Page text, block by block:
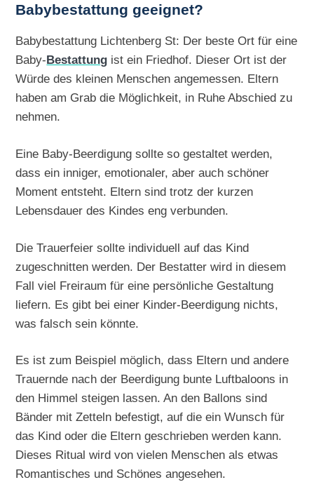
Babybestattung geeignet?
Babybestattung Lichtenberg St: Der beste Ort für eine
Baby-Bestattung ist ein Friedhof. Dieser Ort ist der
Würde des kleinen Menschen angemessen. Eltern
haben am Grab die Möglichkeit, in Ruhe Abschied zu
nehmen.
Eine Baby-Beerdigung sollte so gestaltet werden,
dass ein inniger, emotionaler, aber auch schöner
Moment entsteht. Eltern sind trotz der kurzen
Lebensdauer des Kindes eng verbunden.
Die Trauerfeier sollte individuell auf das Kind
zugeschnitten werden. Der Bestatter wird in diesem
Fall viel Freiraum für eine persönliche Gestaltung
liefern. Es gibt bei einer Kinder-Beerdigung nichts,
was falsch sein könnte.
Es ist zum Beispiel möglich, dass Eltern und andere
Trauernde nach der Beerdigung bunte Luftbaloons in
den Himmel steigen lassen. An den Ballons sind
Bänder mit Zetteln befestigt, auf die ein Wunsch für
das Kind oder die Eltern geschrieben werden kann.
Dieses Ritual wird von vielen Menschen als etwas
Romantisches und Schönes angesehen.